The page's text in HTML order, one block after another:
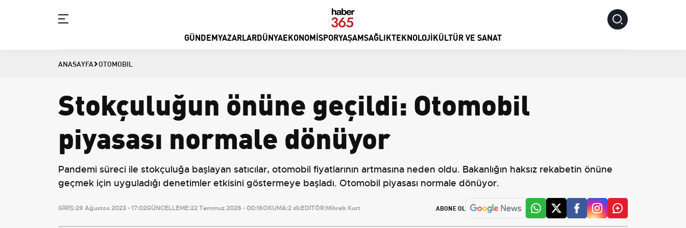
GÜNDEMYAZARLARDÜNYAEKONOMISPORYAŞAMSAĞLIKTEKNOLOJIKÜLTÜR VE SANAT
ANASAYFA OTOMOBIL
Stokçuluğun önüne geçildi: Otomobil
piyasası normale dönüyor
Pandemi süreci ile stokçuluğa başlayan satıcılar, otomobil fiyatlarının artmasına neden oldu. Bakanlığın haksız rekabetin önüne
geçmek için uyguladığı denetimler etkisini göstermeye başladı. Otomobil piyasası normale dönüyor.
GİRİŞ:29 Ağustos 2023 - 17:02GÜNCELLEME:22 Temmuz 2026 - 00:16OKUMA:2 dkEDİTÖR:Mihrab Kurt ABONE OL